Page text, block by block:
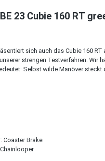
23 Cubie 160 RT
sich auch das Cubie 160
strengen Testverfahren. Wir
Selbst wilde Manöver
Coaster Brake